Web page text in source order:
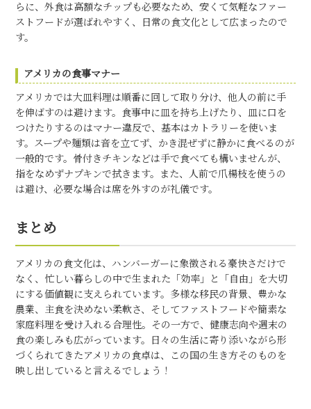
らに、外食は高額なチップも必要なため、安くて気軽なファー
ストフードが選ばれやすく、日常の食文化として広まったので
す。
アメリカの食事マナー
アメリカでは大皿料理は順番に回して取り分け、他人の前に手
を伸ばすのは避けます。食事中に皿を持ち上げたり、皿に口を
つけたりするのはマナー違反で、基本はカトラリーを使いま
す。スープや麺類は音を立てず、かき混ぜずに静かに食べるのが
一般的です。骨付きチキンなどは手で食べても構いませんが、
指をなめずナプキンで拭きます。また、人前で爪楊枝を使うの
は避け、必要な場合は席を外すのが礼儀です。
まとめ
アメリカの食文化は、ハンバーガーに象徴される豪快さだけで
なく、忙しい暮らしの中で生まれた「効率」と「自由」を大切
にする価値観に支えられています。多様な移民の背景、豊かな
農業、主食を決めない柔軟さ、そしてファストフードや簡素な
家庭料理を受け入れる合理性。その一方で、健康志向や週末の
食の楽しみも広がっています。日々の生活に寄り添いながら形
づくられてきたアメリカの食卓は、この国の生き方そのものを
映し出していると言えるでしょう！